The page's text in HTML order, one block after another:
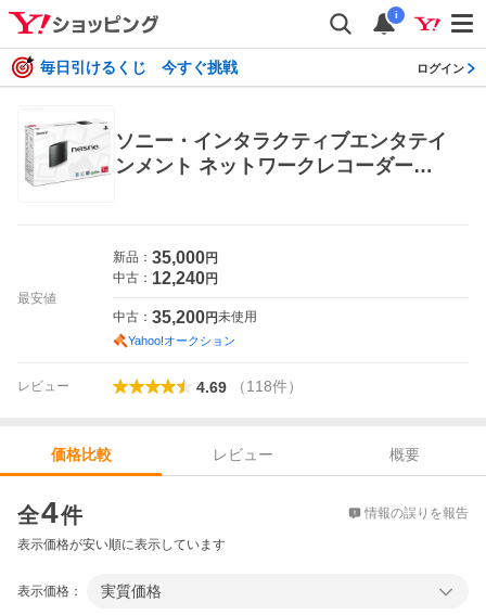
i
毎日引けるくじ 今すぐ挑戦 ログイン
ソニー・インタラクティブエンタテイ
ンメント ネットワークレコーダー＆
最安値
新品： 35,000円
中古： 12,240円
中古： 35,200円未使用
Yahoo!オークション
レビュー 4.69 （118件）
価格比較 レビュー
概要
全4件 情報の誤りを報告
表示価格が安い順に表示しています
表示価格： 実質価格